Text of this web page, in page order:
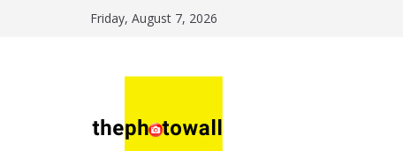
Friday, August 7, 2026